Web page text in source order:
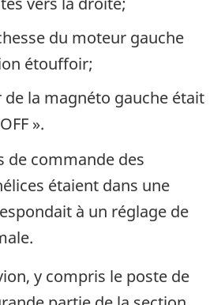
du moteur gauche
étouffoir;
la magnéto gauche était
».
de commande des
étaient dans une
à un réglage de
y compris le poste de